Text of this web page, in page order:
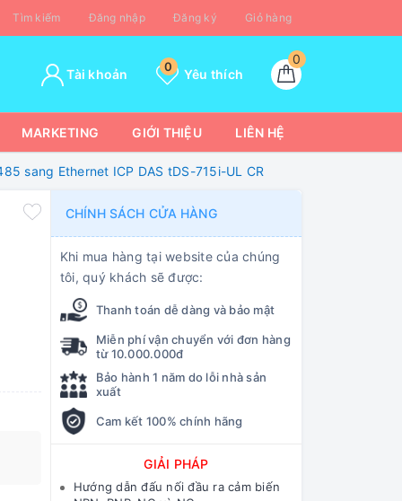
Tìm kiếm Đăng nhập Đăng ký Giỏ hàng
0
Yêu thích
0
Tài khoản
MARKETING GIỚI THIỆU LIÊN HỆ
sang Ethernet ICP DAS tDS-715i-UL CR
CHÍNH SÁCH CỬA HÀNG
Khi mua hàng tại website của chúng
tôi, quý khách sẽ được:
Thanh toán dễ dàng và bảo mật
Miễn phí vận chuyển với đơn hàng
từ 10.000.000đ
Bảo hành 1 năm do lỗi nhà sản
xuất
Cam kết 100% chính hãng
GIẢI PHÁP
Hướng dẫn đấu nối đầu ra cảm biến